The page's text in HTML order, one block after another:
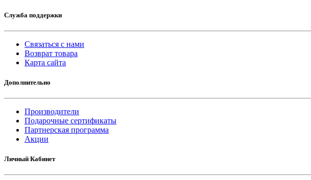
Служба поддержки
Связаться с нами
Возврат товара
Карта сайта
Дополнительно
Производители
Подарочные сертификаты
Партнерская программа
Акции
Личный Кабинет